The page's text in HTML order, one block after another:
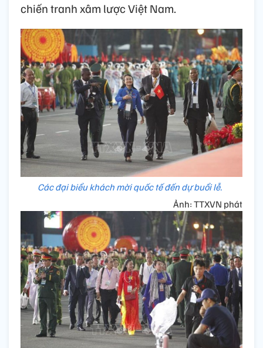
chiến tranh xâm lược Việt Nam.
Các đại biểu khách mời quốc tế đến dự buổi lễ.
Ảnh: TTXVN phát